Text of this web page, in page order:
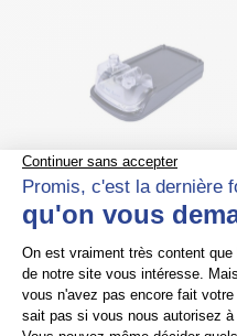
Humidificateur
chauffant Ecostar GK
115,00€ Tvac
Ajouter au